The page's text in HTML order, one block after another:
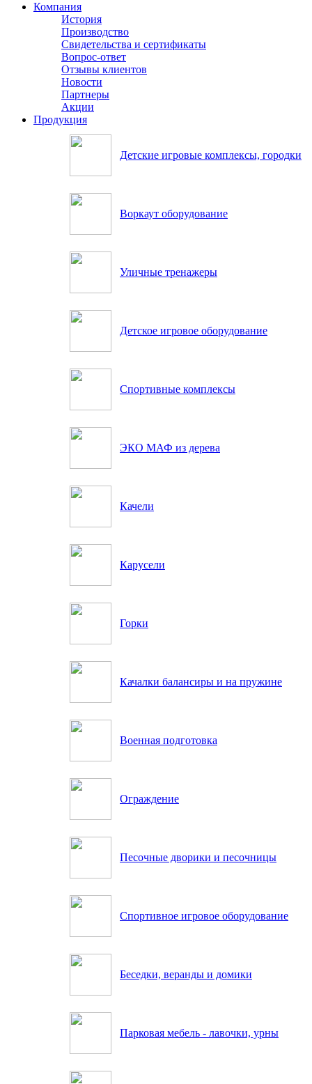
Компания
История
Производство
Свидетельства и сертификаты
Вопрос-ответ
Отзывы клиентов
Новости
Партнеры
Акции
Продукция
Детские игровые комплексы, городки
Воркаут оборудование
Уличные тренажеры
Детское игровое оборудование
Спортивные комплексы
ЭКО МАФ из дерева
Качели
Карусели
Горки
Качалки балансиры и на пружине
Военная подготовка
Ограждение
Песочные дворики и песочницы
Спортивное игровое оборудование
Беседки, веранды и домики
Парковая мебель - лавочки, урны